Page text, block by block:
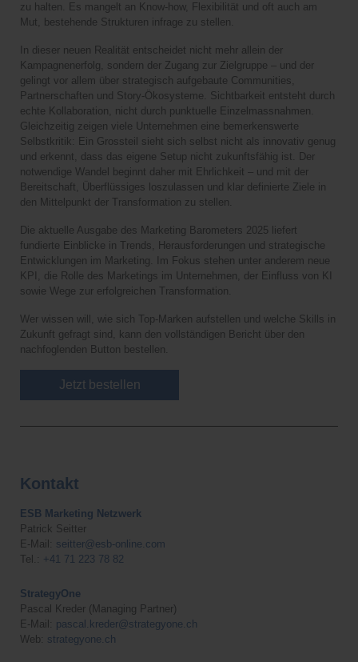
zu halten. Es mangelt an Know-how, Flexibilität und oft auch am
Mut, bestehende Strukturen infrage zu stellen.
In dieser neuen Realität entscheidet nicht mehr allein der
Kampagnenerfolg, sondern der Zugang zur Zielgruppe – und der
gelingt vor allem über strategisch aufgebaute Communities,
Partnerschaften und Story-Ökosysteme. Sichtbarkeit entsteht durch
echte Kollaboration, nicht durch punktuelle Einzelmassnahmen.
Gleichzeitig zeigen viele Unternehmen eine bemerkenswerte
Selbstkritik: Ein Grossteil sieht sich selbst nicht als innovativ genug
und erkennt, dass das eigene Setup nicht zukunftsfähig ist. Der
notwendige Wandel beginnt daher mit Ehrlichkeit – und mit der
Bereitschaft, Überflüssiges loszulassen und klar definierte Ziele in
den Mittelpunkt der Transformation zu stellen.
Die aktuelle Ausgabe des Marketing Barometers 2025 liefert
fundierte Einblicke in Trends, Herausforderungen und strategische
Entwicklungen im Marketing. Im Fokus stehen unter anderem neue
KPI, die Rolle des Marketings im Unternehmen, der Einfluss von KI
sowie Wege zur erfolgreichen Transformation.
Wer wissen will, wie sich Top-Marken aufstellen und welche Skills in
Zukunft gefragt sind, kann den vollständigen Bericht über den
nachfoglenden Button bestellen.
Jetzt bestellen
Kontakt
ESB Marketing Netzwerk
Patrick Seitter
E-Mail: seitter@esb-online.com
Tel.: +41 71 223 78 82
StrategyOne
Pascal Kreder (Managing Partner)
E-Mail: pascal.kreder@strategyone.ch
Web: strategyone.ch